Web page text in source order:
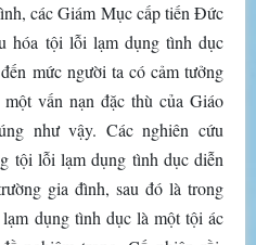
các Giám Mục cấp tiến Đức
hóa tội lỗi lạm dụng tình dục
mức người ta có cảm tưởng
vấn nạn đặc thù của Giáo
như vậy. Các nghiên cứu
tội lỗi lạm dụng tình dục diễn
gia đình, sau đó là trong
dụng tình dục là một tội ác